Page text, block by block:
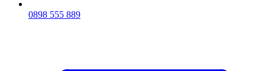
0898 555 889